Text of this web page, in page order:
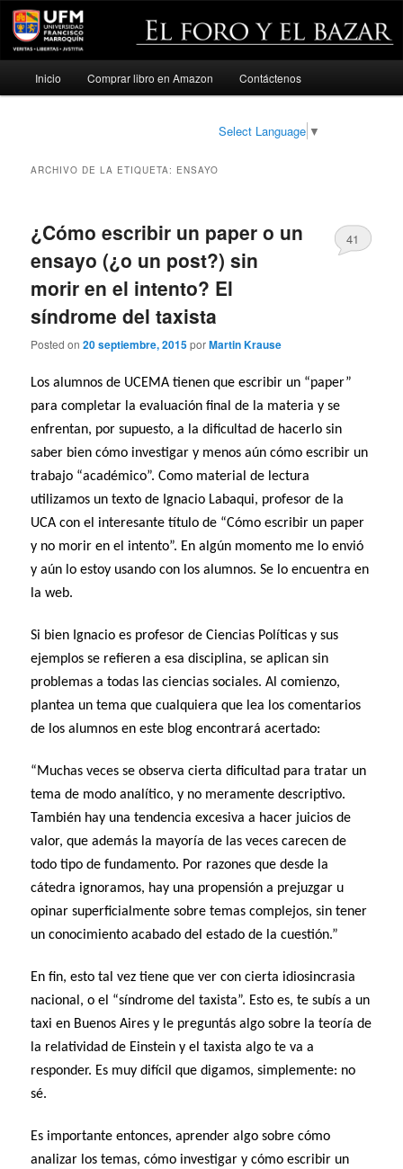
Ir
Ir
Inicio Comprar libro en Amazon Contáctenos
Select Language ▼
ARCHIVO DE LA ETIQUETA: ENSAYO
¿Cómo escribir un paper o un
ensayo (¿o un post?) sin
morir en el intento? El
síndrome del taxista
Posted on20 septiembre, 2015porMartin Krause
41
Los alumnos de UCEMA tienen que escribir un “paper”
para completar la evaluación final de la materia y se
enfrentan, por supuesto, a la dificultad de hacerlo sin
saber bien cómo investigar y menos aún cómo escribir un
trabajo “académico”. Como material de lectura
utilizamos un texto de Ignacio Labaqui, profesor de la
UCA con el interesante título de “Cómo escribir un paper
y no morir en el intento”. En algún momento me lo envió
y aún lo estoy usando con los alumnos. Se lo encuentra en
la web.
Si bien Ignacio es profesor de Ciencias Políticas y sus
ejemplos se refieren a esa disciplina, se aplican sin
problemas a todas las ciencias sociales. Al comienzo,
plantea un tema que cualquiera que lea los comentarios
de los alumnos en este blog encontrará acertado:
“Muchas veces se observa cierta dificultad para tratar un
tema de modo analítico, y no meramente descriptivo.
También hay una tendencia excesiva a hacer juicios de
valor, que además la mayoría de las veces carecen de
todo tipo de fundamento. Por razones que desde la
cátedra ignoramos, hay una propensión a prejuzgar u
opinar superficialmente sobre temas complejos, sin tener
un conocimiento acabado del estado de la cuestión.”
En fin, esto tal vez tiene que ver con cierta idiosincrasia
nacional, o el “síndrome del taxista”. Esto es, te subís a un
taxi en Buenos Aires y le preguntás algo sobre la teoría de
la relatividad de Einstein y el taxista algo te va a
responder. Es muy difícil que digamos, simplemente: no
sé.
Es importante entonces, aprender algo sobre cómo
analizar los temas, cómo investigar y cómo escribir un